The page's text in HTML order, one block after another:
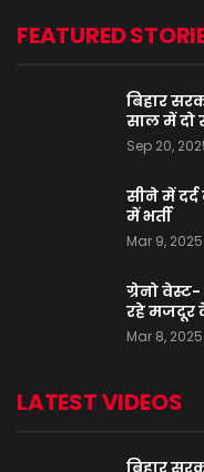
FEATURED
बिहार
साल में दो
Sep 20,
सीने में
में भर्ती
Mar 9, 2025
ग्रेनो
रहे मजदूर
Mar 8, 2025
LATEST VIDEOS
बिहार